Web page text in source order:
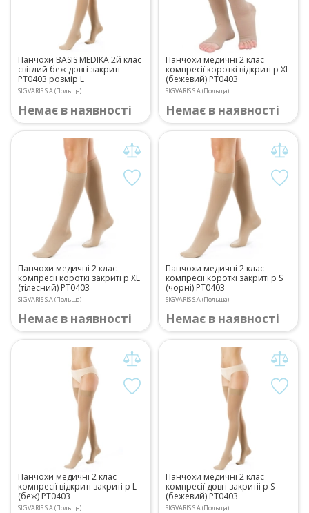
Панчохи BASIS MEDIKA 2й клас
світлий беж довгі закриті
РТ0403 розмір L
SIGVARIS S.A (Польща)
Немає в наявності
Панчохи медичні 2 клас
компресії короткі відкриті р XL
(бежевий) PT0403
SIGVARIS S.A (Польща)
Немає в наявності
Панчохи медичні 2 клас
компресії короткі закриті р XL
(тілесний) PT0403
SIGVARIS S.A (Польща)
Немає в наявності
Панчохи медичні 2 клас
компресії короткі закриті р S
(чорні) PT0403
SIGVARIS S.A (Польща)
Немає в наявності
Панчохи медичні 2 клас
компресії відкриті закриті р L
(беж) PT0403
SIGVARIS S.A (Польща)
Панчохи медичні 2 клас
компресії довгі закритіі р S
(бежевий) PT0403
SIGVARIS S.A (Польща)